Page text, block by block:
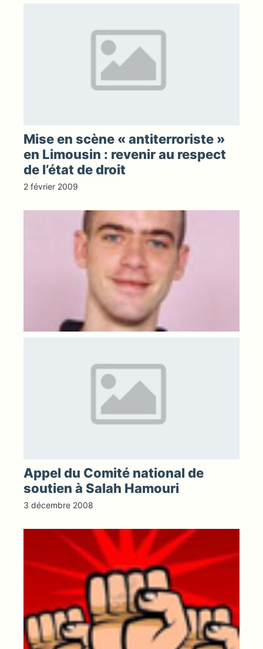
Mise en scène « antiterroriste »
en Limousin : revenir au respect
de l’état de droit
2 février 2009
Appel du Comité national de
soutien à Salah Hamouri
3 décembre 2008